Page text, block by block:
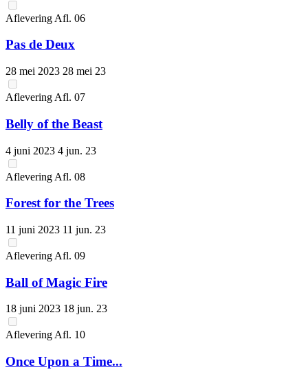
Aflevering Afl. 06
Pas de Deux
28 mei 2023 28 mei 23
Aflevering Afl. 07
Belly of the Beast
4 juni 2023 4 jun. 23
Aflevering Afl. 08
Forest for the Trees
11 juni 2023 11 jun. 23
Aflevering Afl. 09
Ball of Magic Fire
18 juni 2023 18 jun. 23
AfleveringAfl. 10
Once Upon a Time...